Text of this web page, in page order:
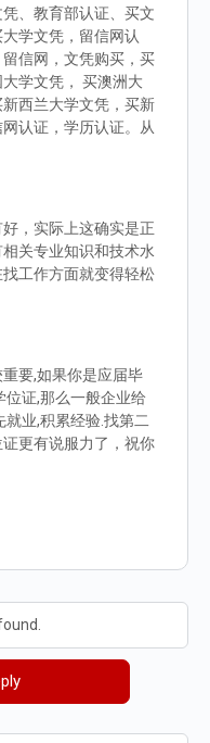
、教育部认证、买文
学文凭，留信网认
信网，文凭购买，买
学文凭， 买澳洲大
西兰大学文凭，买新
认证，学历认证。从
，实际上这确实是正
关专业知识和技术水
工作方面就变得轻松
要,如果你是应届毕
位证,那么一般企业给
业,积累经验.找第二
更有说服力了，祝你